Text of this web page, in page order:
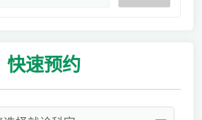
快速预约